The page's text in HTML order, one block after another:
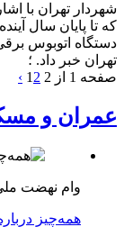
دستگاه اتوبوس
تهران خبر داد. ؛
صفحه 1 از 2
1 2
›
عمران و
وام نهضت ملی
همه‌چیز درباره